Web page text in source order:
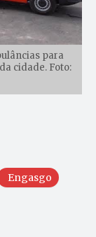
para
cidade. Foto:
Engasgo